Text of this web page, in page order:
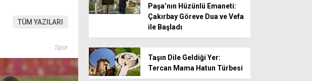
TÜM YAZILARI
Spor
Paşa’nın Hüzünlü Emaneti:
Çakırbay Göreve Dua ve Vefa
ile Başladı
Taşın Dile Geldiği Yer:
Tercan Mama Hatun Türbesi